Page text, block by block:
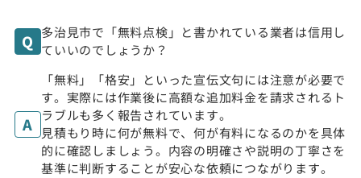
多治見市で「無料点検」と書かれている業者は信用し
ていいのでしょうか？
「無料」「格安」といった宣伝文句には注意が必要で
す。実際には作業後に高額な追加料金を請求されるト
ラブルも多く報告されています。
見積もり時に何が無料で、何が有料になるのかを具体
的に確認しましょう。内容の明確さや説明の丁寧さを
基準に判断することが安心な依頼につながります。